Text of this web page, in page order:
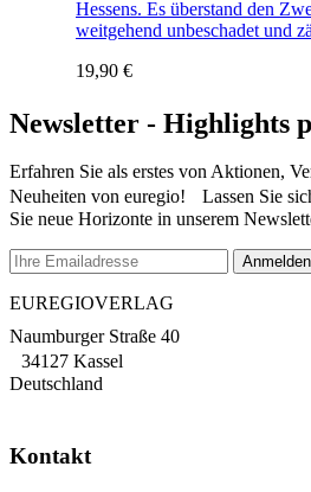
Hessens. Es überstand den
weitgehend unbeschadet und
19,90 €
Newsletter - Highlights
Erfahren Sie als erstes von Aktionen,
Neuheiten von euregio! Lassen Sie
Sie neue Horizonte in unserem
EUREGIOVERLAG
Naumburger Straße 40
34127 Kassel
Deutschland
Kontakt